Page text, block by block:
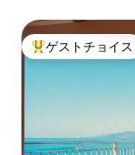
大好評のゲスト
ゲストチョイス